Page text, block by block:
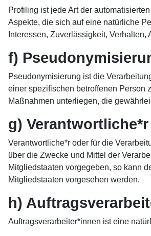
Profiling ist jede Art der
Aspekte, die sich auf eine natürliche
Interessen, Zuverlässigkeit,
f)
Pseudonymisierung ist die
einer spezifischen betroffenen Person
Maßnahmen unterliegen, die
g)
Verantwortliche*r oder für die
über die Zwecke und Mittel der
Mitgliedstaaten vorgegeben, so kann
Mitgliedstaaten vorgesehen werden.
h)
Auftragsverarbeiter*innen ist eine